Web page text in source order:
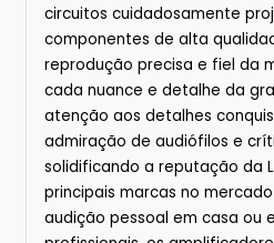
circuitos cuidadosamente
componentes de alta
reprodução precisa e fiel da
cada nuance e detalhe da
atenção aos detalhes
admiração de audiófilos e
solidificando a reputação da
principais marcas no mercado
audição pessoal em casa ou